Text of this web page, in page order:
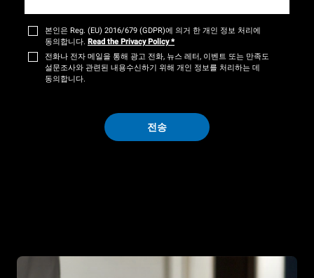
본인은 Reg. (EU) 2016/679 (GDPR)에 의거 한 개인 정보 처리에
동의합니다. Read the Privacy Policy*
전화나 전자 메일을 통해 광고 전화, 뉴스 레터, 이벤트 또는 만족도
설문조사와 관련된 내용수신하기 위해 개인 정보를 처리하는 데
동의합니다.
전송